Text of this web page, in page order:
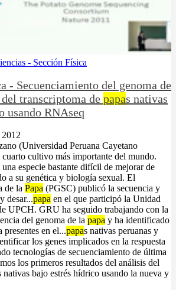
- Sección Física
- Secuenciamiento del genoma de
transcriptoma de papas nativas
usando RNAseq
(Universidad Peruana Cayetano
cuarto cultivo más importante del mundo.
una especie bastante difícil de mejorar de
a su genética y biología sexual. El
de la Papa (PGSC) publicó la secuencia y
desar...papa en el que participó la Unidad
UPCH. GRU ha seguido trabajando con la
del genoma de la papa y ha identificado
presentes en el...papas nativas peruanas y
los genes implicados en la respuesta
tecnologías de secuenciamiento de última
los primeros resultados del análisis del
nativas bajo estrés hídrico usando la nueva y